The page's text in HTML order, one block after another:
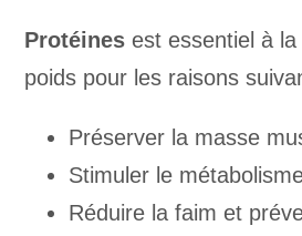
Protéines est essentiel à
poids pour les raisons
Préserver la masse
Stimuler le
Réduire la faim et